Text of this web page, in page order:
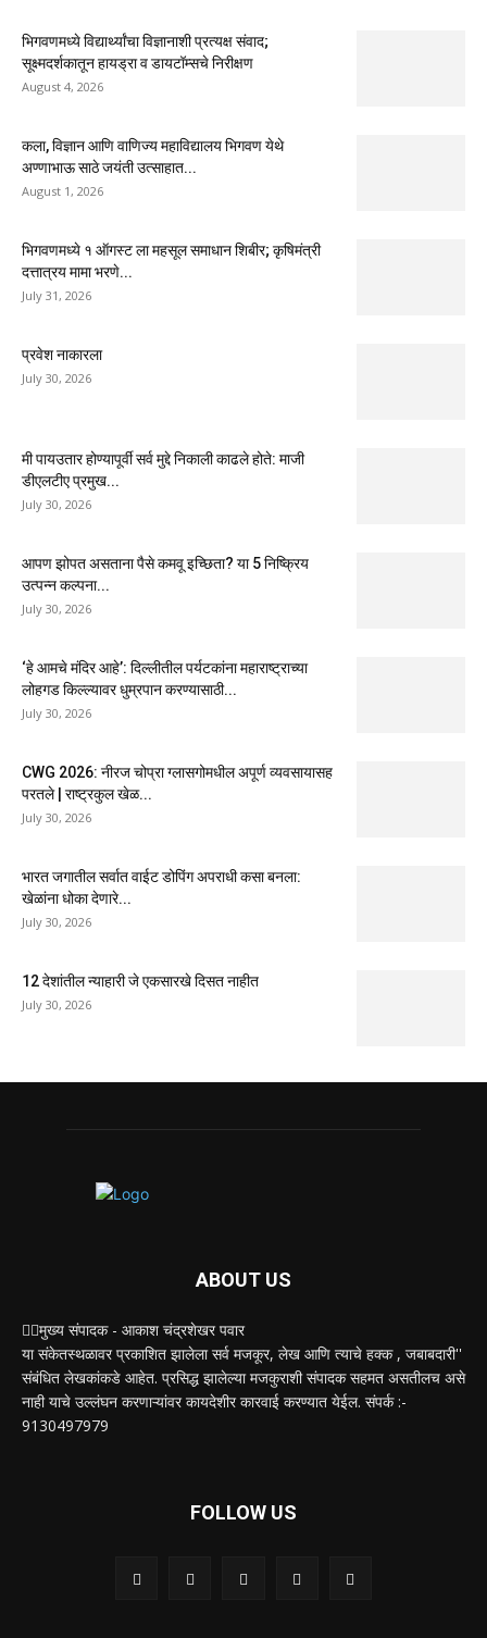
भिगवणमध्ये विद्यार्थ्यांचा विज्ञानाशी प्रत्यक्ष संवाद;
सूक्ष्मदर्शकातून हायड्रा व डायटॉम्सचे निरीक्षण
August 4, 2026
कला, विज्ञान आणि वाणिज्य महाविद्यालय भिगवण येथे
अण्णाभाऊ साठे जयंती उत्साहात...
August 1, 2026
भिगवणमध्ये १ ऑगस्ट ला महसूल समाधान शिबीर; कृषिमंत्री
दत्तात्रय मामा भरणे...
July 31, 2026
प्रवेश नाकारला
July 30, 2026
मी पायउतार होण्यापूर्वी सर्व मुद्दे निकाली काढले होते: माजी
डीएलटीए प्रमुख...
July 30, 2026
आपण झोपत असताना पैसे कमवू इच्छिता? या 5 निष्क्रिय
उत्पन्न कल्पना...
July 30, 2026
‘हे आमचे मंदिर आहे’: दिल्लीतील पर्यटकांना महाराष्ट्राच्या
लोहगड किल्ल्यावर धुम्रपान करण्यासाठी...
July 30, 2026
CWG 2026: नीरज चोप्रा ग्लासगोमधील अपूर्ण व्यवसायासह
परतले | राष्ट्रकुल खेळ...
July 30, 2026
भारत जगातील सर्वात वाईट डोपिंग अपराधी कसा बनला:
खेळांना धोका देणारे...
July 30, 2026
12 देशांतील न्याहारी जे एकसारखे दिसत नाहीत
July 30, 2026
ABOUT US
✍🏻मुख्य संपादक - आकाश चंद्रशेखर पवार
या संकेतस्थळावर प्रकाशित झालेला सर्व मजकूर, लेख आणि त्याचे हक्क , जबाबदारी''
संबंधित लेखकांकडे आहेत. प्रसिद्ध झालेल्या मजकुराशी संपादक सहमत असतीलच असे
नाही याचे उल्लंघन करणाऱ्यांवर कायदेशीर कारवाई करण्यात येईल. संपर्क :-
9130497979
FOLLOW US